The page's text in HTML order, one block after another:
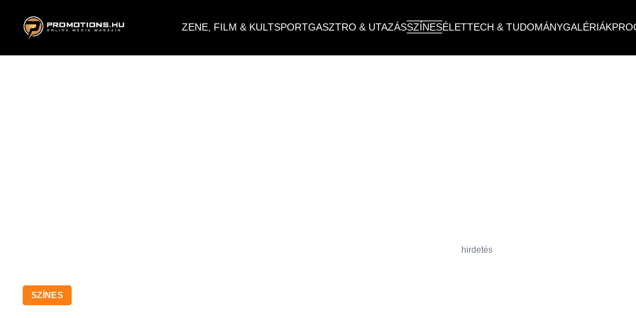
ZENE, FILM & KULTSPORTGASZTRO & UTAZÁSSZÍNESÉLETTECH & TUDOMÁNYGALÉRIÁK
hirdetés
SZÍNES